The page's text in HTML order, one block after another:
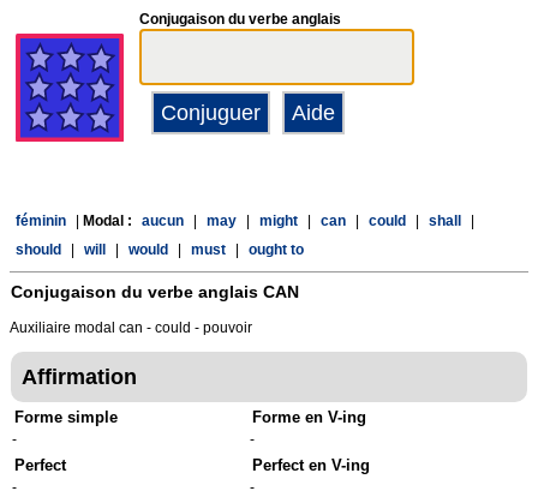
Conjugaison du verbe anglais
féminin Modal : aucun may might can could shall
should
will would must ought to
Conjugaison du verbe anglais CAN
Auxiliaire modal can - could - pouvoir
Affirmation
Forme simple
-
Forme en V-ing
-
Perfect
-
Perfect en V-ing
-